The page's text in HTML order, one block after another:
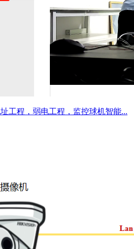
程，弱电工程，监控球机智能...